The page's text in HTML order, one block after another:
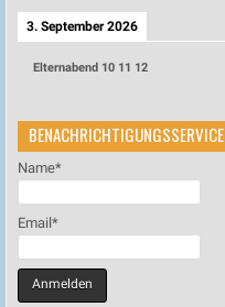
3. September 2026
Elternabend 10 11 12
BENACHRICHTIGUNGSSERVICE
Name*
Email*